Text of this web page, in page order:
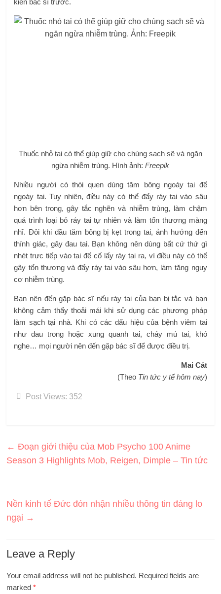
kiến ​​bác sĩ trước.
Thuốc nhỏ tai có thể giúp giữ cho chúng sạch sẽ và ngăn
ngừa nhiễm trùng. Hình ảnh:Freepik
Nhiều người có thói quen dùng tăm bông ngoáy tai để
ngoáy tai. Tuy nhiên, điều này có thể đẩy ráy tai vào sâu
hơn bên trong, gây tắc nghẽn và nhiễm trùng, làm chậm
quá trình loại bỏ ráy tai tự nhiên và làm tổn thương màng
nhĩ. Đôi khi đầu tăm bông bị kẹt trong tai, ảnh hưởng đến
thính giác, gây đau tai. Bạn không nên dùng bất cứ thứ gì
nhét trực tiếp vào tai để cố lấy ráy tai ra, vì điều này có thể
gây tổn thương và đẩy ráy tai vào sâu hơn, làm tăng nguy
cơ nhiễm trùng.
Bạn nên đến gặp bác sĩ nếu ráy tai của bạn bị tắc và bạn
không cảm thấy thoải mái khi sử dụng các phương pháp
làm sạch tại nhà. Khi có các dấu hiệu của bệnh viêm tai
như đau trong hoặc xung quanh tai, chảy mủ tai, khó
nghe… mọi người nên đến gặp bác sĩ để được điều trị.
Mai Cát
(Theo Tin tức y tế hôm nay)
Post Views: 352
← Đoạn giới thiệu của Mob Psycho 100 Anime
Season 3 Highlights Mob, Reigen, Dimple – Tin tức
Nền kinh tế Đức đón nhận nhiều thông tin đáng lo
ngại →
Leave a Reply
Your email address will not be published. Required fields are
marked*